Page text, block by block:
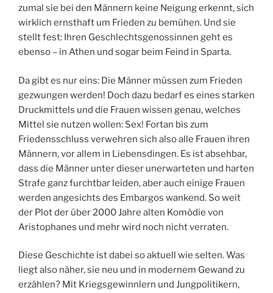
zumal sie bei den Männern keine Neigung erkennt, sich
wirklich ernsthaft um Frieden zu bemühen. Und sie
stellt fest: Ihren Geschlechtsgenossinnen geht es
ebenso – in Athen und sogar beim Feind in Sparta.
Da gibt es nur eins: Die Männer müssen zum Frieden
gezwungen werden! Doch dazu bedarf es eines starken
Druckmittels und die Frauen wissen genau, welches
Mittel sie nutzen wollen: Sex! Fortan bis zum
Friedensschluss verwehren sich also alle Frauen ihren
Männern, vor allem in Liebensdingen. Es ist absehbar,
dass die Männer unter dieser unerwarteten und harten
Strafe ganz furchtbar leiden, aber auch einige Frauen
werden angesichts des Embargos wankend. So weit
der Plot der über 2000 Jahre alten Komödie von
Aristophanes und mehr wird noch nicht verraten.
Diese Geschichte ist dabei so aktuell wie selten. Was
liegt also näher, sie neu und in modernem Gewand zu
erzählen? Mit Kriegsgewinnlern und Jungpolitikern,